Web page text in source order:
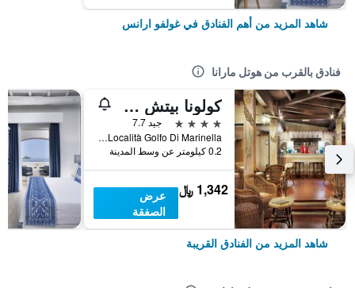
شاهد المزيد من أهم الفنادق في غولفو ارانس
فنادق بالقرب من هوتل مارانا
كولونا بيتش هوتل مارينيلا
4 نجوم
جيد 7.7
Località Golfo Di Marinella, غولفو ارانس, سردينيا, إيطاليا
0.2 كيلومتر عن وسط المدينة
1,342 ﷼
عرض
الصفقة
شاهد المزيد من الفنادق القريبة